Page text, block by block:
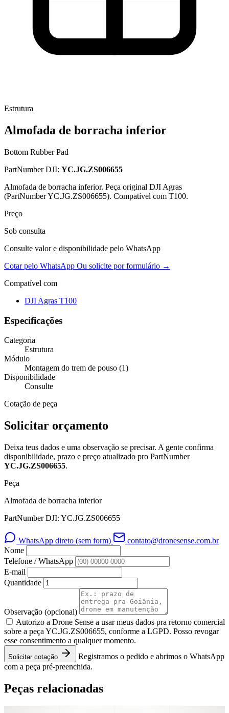
Estrutura
Almofada de borracha inferior
Bottom Rubber Pad
PartNumber DJI: YC.JG.ZS006655
Almofada de borracha inferior. Peça original DJI Agras
(PartNumber YC.JG.ZS006655). Compatível com T100.
Preço
Sob consulta
Consulte valor e disponibilidade pelo WhatsApp
Cotar pelo WhatsApp Ou solicite por formulário →
Compatível com
DJI Agras T100
Especificações
Categoria
Estrutura
Módulo
Montagem do trem de pouso (1)
Disponibilidade
Consulte
Cotação de peça
Solicitar orçamento
Deixa teus dados e uma observação se precisar. A gente confirma
disponibilidade, prazo e preço atualizado pro PartNumber
YC.JG.ZS006655.
Peça
Almofada de borracha inferior
PartNumber DJI: YC.JG.ZS006655
WhatsApp direto (sem form)
contato@dronesense.com.br
Nome
Telefone / WhatsApp
E-mail
Quantidade
Observação (opcional)
Autorizo a Drone Sense a usar meus dados pra retorno comercial
sobre a peça YC.JG.ZS006655, conforme a LGPD. Posso revogar
esse consentimento a qualquer momento.
Solicitar cotação
Registramos o pedido e abrimos o WhatsApp
com a peça pré-preenchida.
Peças relacionadas